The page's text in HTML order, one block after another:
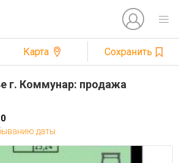
Карта Сохранить
г. Коммунар: продажа
даты